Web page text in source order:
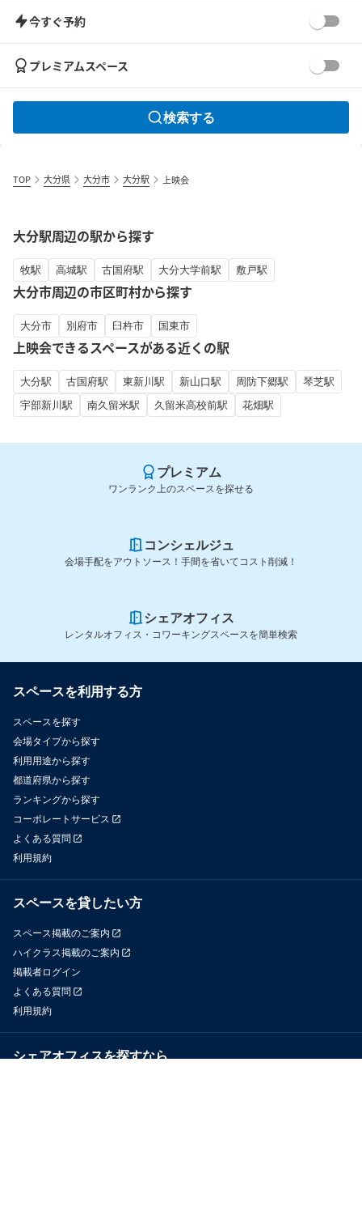
今すぐ予約
プレミアムスペース
検索する
TOP 大分県 大分市 大分駅 上映会
大分駅周辺の駅から探す
牧駅 高城駅 古国府駅 大分大学前駅 敷戸駅
大分市周辺の市区町村から探す
大分市 別府市 臼杵市 国東市
上映会できるスペースがある近くの駅
大分駅 古国府駅 東新川駅 新山口駅 周防下郷駅
琴芝駅
宇部新川駅
南久留米駅 久留米高校前駅 花畑駅
プレミアム
ワンランク上のスペースを探せる
コンシェルジュ
会場手配をアウトソース！手間を省いてコスト削減！
シェアオフィス
レンタルオフィス・コワーキングスペースを簡単検索
スペースを利用する方
スペースを探す
会場タイプから探す
利用用途から探す
都道府県から探す
ランキングから探す
コーポレートサービス
よくある質問
利用規約
スペースを貸したい方
スペース掲載のご案内
ハイクラス掲載のご案内
掲載者ログイン
よくある質問
利用規約
シェアオフィスを探すなら